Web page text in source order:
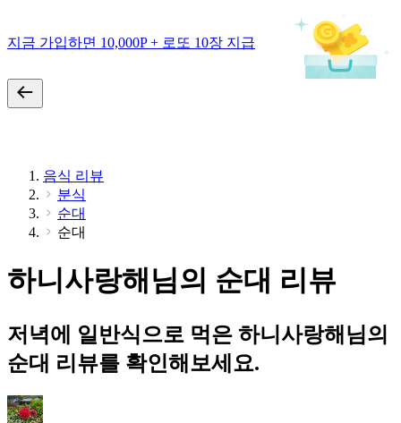
지금 가입하면 10,000P + 로또 10장 지급
음식 리뷰
분식
순대
순대
하니사랑해님의 순대 리뷰
저녁에 일반식으로 먹은 하니사랑해님의
순대 리뷰를 확인해보세요.